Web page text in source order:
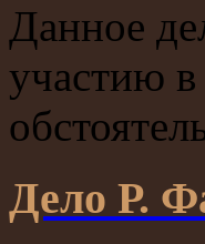
Данное
участию в
Дело Р.